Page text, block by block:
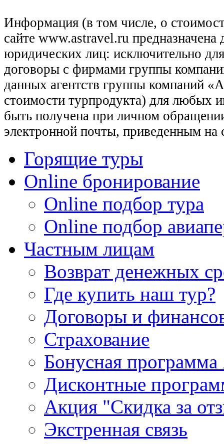
Информация (в том числе, о
сайте www.astravel.ru предназначена
юридических лиц: исключительно
договоры с фирмами группы
данных агентств группы компаний
стоимости турпродукта) для любых
быть получена при личном
электронной почты, приведенным на
Горящие туры
Online бронирование
Online подбор тура
Online подбор
Частным лицам
Возврат денежных
Где купить наш тур?
Договоры и
Страхование
Бонусная
Дисконтные
Акция "Скидка за
Экстренная связь